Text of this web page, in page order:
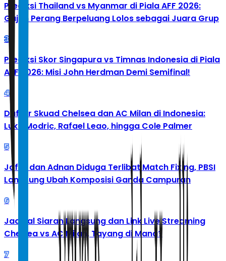
Prediksi Thailand vs Myanmar di Piala AFF 2026:
Gajah Perang Berpeluang Lolos sebagai Juara Grup
3
Prediksi Skor Singapura vs Timnas Indonesia di Piala
AFF 2026: Misi John Herdman Demi Semifinal!
4
Daftar Skuad Chelsea dan AC Milan di Indonesia:
Luka Modric, Rafael Leao, hingga Cole Palmer
5
Jafar dan Adnan Diduga Terlibat Match Fixing, PBSI
Langsung Ubah Komposisi Ganda Campuran
6
Jadwal Siaran Langsung dan Link Live Streaming
Chelsea vs AC Milan, Tayang di Mana?
7